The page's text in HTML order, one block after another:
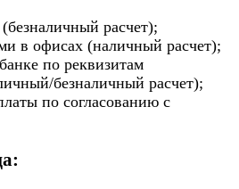
расчет);
в офисах (наличный расчет);
по реквизитам
безналичный расчет);
по согласованию с